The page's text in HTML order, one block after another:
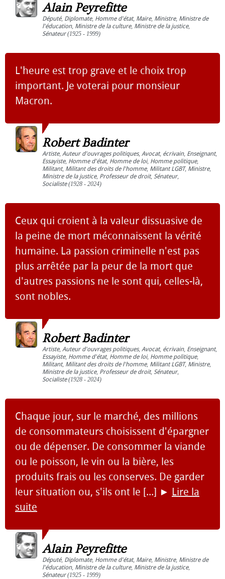
Alain Peyrefitte
Député, Diplomate, Homme d'état, Maire, Ministre, Ministre de
l'éducation, Ministre de la culture, Ministre de la justice,
Sénateur(1925 - 1999)
L'heure est trop grave et le choix trop
important. Je voterai pour monsieur
Macron.
Robert Badinter
Artiste, Auteur d'ouvrages politiques, Avocat, écrivain, Enseignant,
Essayiste, Homme d'état, Homme de loi, Homme politique,
Militant, Militant des droits de l'homme, Militant LGBT, Ministre,
Ministre de la justice, Professeur de droit, Sénateur,
Socialiste(1928 - 2024)
Ceux qui croient à la valeur dissuasive de
la peine de mort méconnaissent la vérité
humaine. La passion criminelle n'est pas
plus arrêtée par la peur de la mort que
d'autres passions ne le sont qui, celles-là,
sont nobles.
Robert Badinter
Artiste, Auteur d'ouvrages politiques, Avocat, écrivain, Enseignant,
Essayiste, Homme d'état, Homme de loi, Homme politique,
Militant, Militant des droits de l'homme, Militant LGBT, Ministre,
Ministre de la justice, Professeur de droit, Sénateur,
Socialiste(1928 - 2024)
Chaque jour, sur le marché, des millions
de consommateurs choisissent d'épargner
ou de dépenser. De consommer la viande
ou le poisson, le vin ou la bière, les
produits frais ou les conserves. De garder
leur situation ou, s'ils ont le [...] ► Lire la
suite
Alain Peyrefitte
Député, Diplomate, Homme d'état, Maire, Ministre, Ministre de
l'éducation, Ministre de la culture, Ministre de la justice,
Sénateur(1925 - 1999)